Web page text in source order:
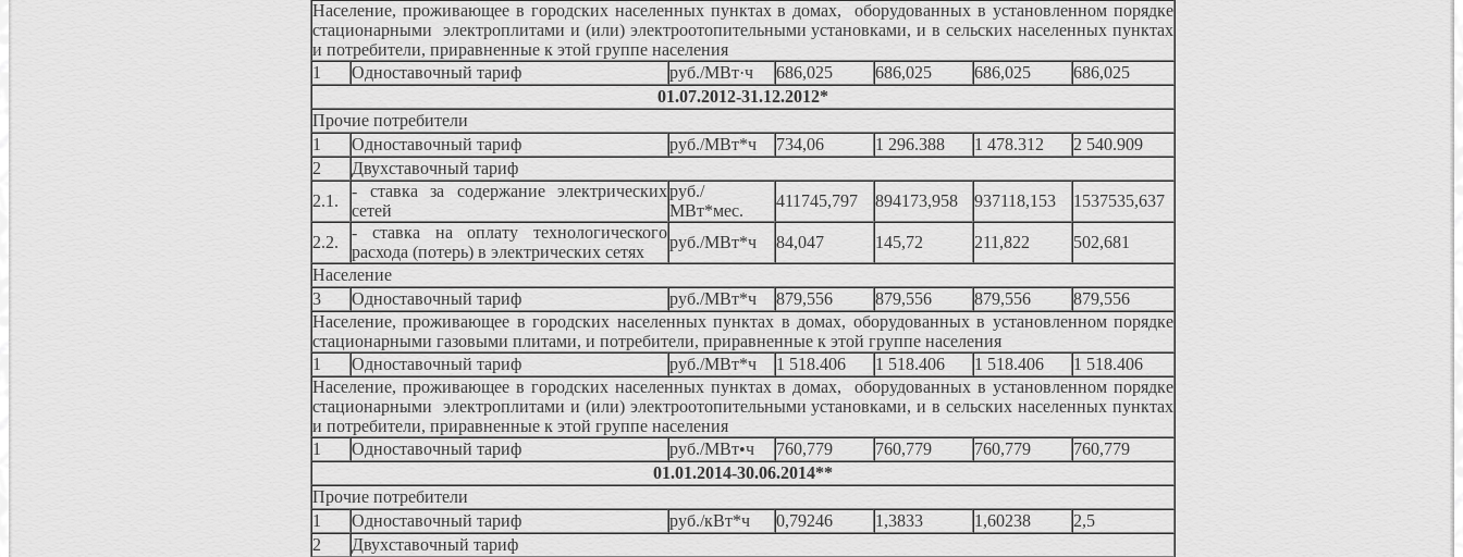
Население, проживающее в городских населенных пунктах в домах, оборудованных в установленном порядке
стационарными электроплитами и (или) электроотопительными установками, и в сельских населенных пунктах
и потребители, приравненные к этой группе населения
1
Одноставочный тариф руб./МВт·ч 686,025 686,025 686,025
686,025
01.07.2012-31.12.2012*
Прочие потребители
1
Одноставочный тариф руб./МВт*ч 734,06 1 296.388 1 478.312
2 540.909
2
Двухставочный тариф
2.1.
- ставка за содержание электрических
сетей
руб./
МВт*мес.
411745,797 894173,958 937118,153 1537535,637
2.2.
- ставка на оплату технологического
расхода (потерь) в электрических сетях
руб./МВт*ч 84,047 145,72 211,822
502,681
Население
3
Одноставочный тариф руб./МВт*ч 879,556 879,556 879,556
879,556
Население, проживающее в городских населенных пунктах в домах, оборудованных в установленном порядке
стационарными газовыми плитами, и потребители, приравненные к этой группе населения
1
Одноставочный тариф руб./МВт*ч 1 518.406 1 518.406 1 518.406
1 518.406
Население, проживающее в городских населенных пунктах в домах, оборудованных в установленном порядке
стационарными электроплитами и (или) электроотопительными установками, и в сельских населенных пунктах
и потребители, приравненные к этой группе населения
1
Одноставочный тариф руб./МВт•ч 760,779 760,779 760,779
760,779
01.01.2014-30.06.2014**
Прочие потребители
1
Одноставочный тариф руб./кВт*ч 0,79246 1,3833 1,60238
2,5
2
Двухставочный тариф